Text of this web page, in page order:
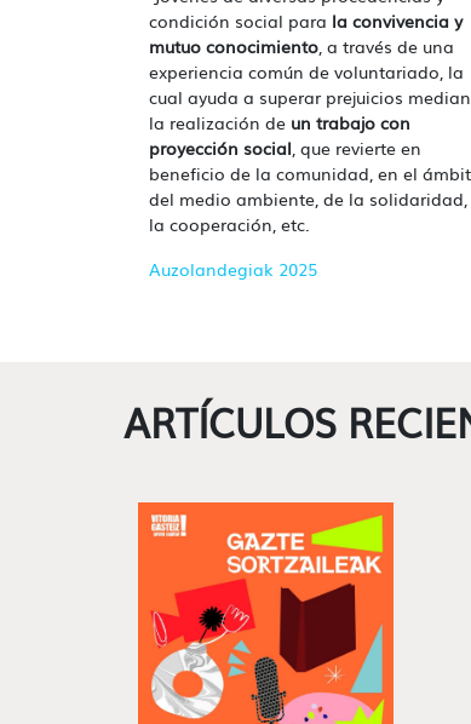
condición social para la convivencia y
mutuo conocimiento, a través de una
experiencia común de voluntariado, la
cual ayuda a superar prejuicios
la realización de un trabajo con
proyección social , que revierte en
beneficio de la comunidad, en el
del medio ambiente, de la solidaridad,
la cooperación, etc.
Auzolandegiak 2025
ARTÍCULOS